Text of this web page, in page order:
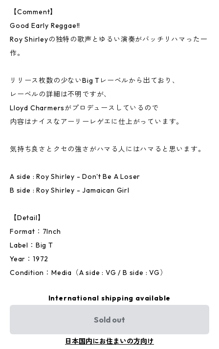
【Comment】
Good Early Reggae!!
Roy Shirleyの独特の歌声とゆるい演奏がバッチリハマった一
作。
リリース枚数の少ないBig Tレーベルから出ており、
レーベルの詳細は不明ですが、
Lloyd Charmersがプロデュースしているので
内容はナイスなアーリーレゲエに仕上がっています。
気持ち良さとクセの強さがハマる人にはハマると思います。
A side : Roy Shirley - Don't Be A Loser
B side : Roy Shirley - Jamaican Girl
【Detail】
Format：7Inch
Label：Big T
Year：1972
Condition：Media（A side : VG / B side : VG）
International shipping available
Sold out
日本国内にお住まいの方向け